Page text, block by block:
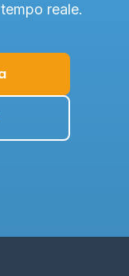
reale.